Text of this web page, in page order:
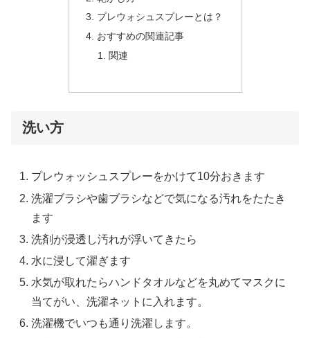
プレウォシュスプレーとは？
おすすめの関連記事
関連
洗い方
プレウォッシュスプレーをかけて10分おきます
洗濯ブラシや歯ブラシなどで気になる汚れをたたき
ます
洗剤が浸透し汚れが浮いてきたら
水に浸して濯ぎます
水気が取れたらハンドタオルなどを丸めてマスクに
当てがい、洗濯ネットに入れます。
洗濯機でいつも通り洗濯します。